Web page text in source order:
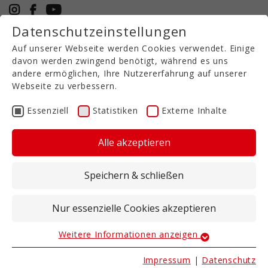
+49 5971 94632-0
DE
TIEFENLOCKERER MIT 5
METER ARBEITSBREITE
Bodenbearbeitung
Tiegenlockerung, die in die Breite geht
Arbeitsbreite. Ein beidseitiger Klappmechanismus
Das vollwertiges Hubwerk und alle notwendigen
Anschlüsse ermöglichen das unkomplizierte
Kombinieren mit anderen Geräten.
Datenschutzeinstellungen
Auf unserer Webseite werden Cookies verwendet. Einige
davon werden zwingend benötigt, während es uns
andere ermöglichen, Ihre Nutzererfahrung auf unserer
Webseite zu verbessern.
Essenziell Statistiken Externe Inhalte
Alle akzeptieren
Speichern & schließen
Nur essenzielle Cookies akzeptieren
Essenziell
Essenzielle Cookies werden für grundlegende
Weitere Informationen anzeigen
Impressum | Datenschutz